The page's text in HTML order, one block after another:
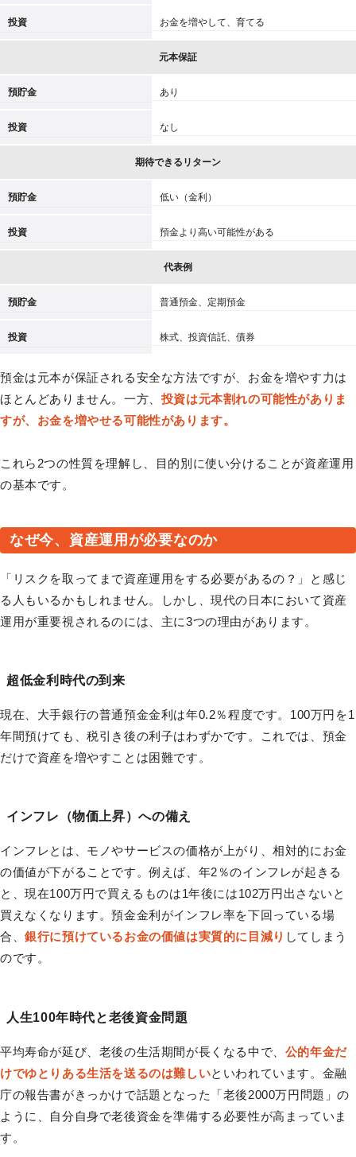
投資 お金を増やして、育てる
元本保証
預貯金 あり
投資 なし
期待できるリターン
預貯金 低い（金利）
投資 預金より高い可能性がある
代表例
預貯金 普通預金、定期預金
投資 株式、投資信託、債券
預金は元本が保証される安全な方法ですが、お金を増やす力は
ほとんどありません。一方、 投資は元本割れの可能性がありま
すが、お金を増やせる可能性があります。
これら2つの性質を理解し、目的別に使い分けることが資産運用
の基本です。
なぜ今、資産運用が必要なのか
「リスクを取ってまで資産運用をする必要があるの？」と感じ
る人もいるかもしれません。しかし、現代の日本において資産
運用が重要視されるのには、主に3つの理由があります。
超低金利時代の到来
現在、大手銀行の普通預金金利は年0.2％程度です。100万円を1
年間預けても、税引き後の利子はわずかです。これでは、預金
だけで資産を増やすことは困難です。
インフレ（物価上昇）への備え
インフレとは、モノやサービスの価格が上がり、相対的にお金
の価値が下がることです。例えば、年2％のインフレが起きる
と、現在100万円で買えるものは1年後には102万円出さないと
買えなくなります。預金金利がインフレ率を下回っている場
合、銀行に預けているお金の価値は実質的に目減り してしまう
のです。
人生100年時代と老後資金問題
平均寿命が延び、老後の生活期間が長くなる中で、 公的年金だ
けでゆとりある生活を送るのは難しいといわれています。金融
庁の報告書がきっかけで話題となった「老後2000万円問題」の
ように、自分自身で老後資金を準備する必要性が高まっていま
す。